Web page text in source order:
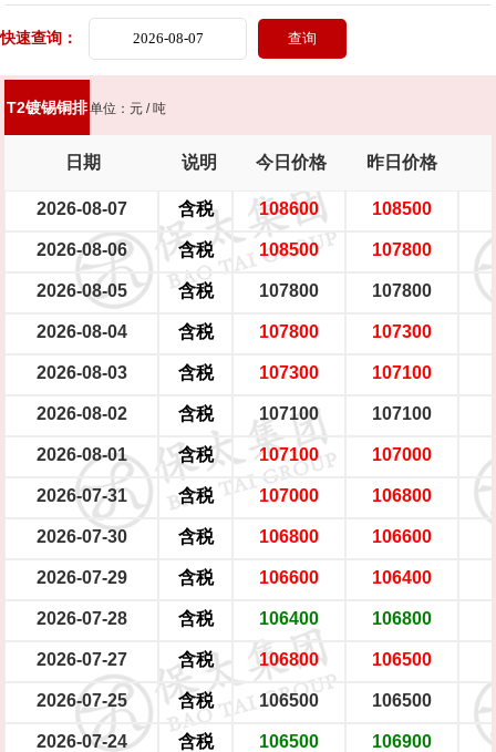
镀锡母线排（宽≤130mm） 镀锡母线排（宽＞130mm）
铜板坯料（宽630mm,厚18mm,不含运费）
铜板带（厚1～5mm） 铜带（厚0.5～0.9mm）
铜带（厚0.1～0.4mm） 黄铜棒HPb59-1国标 黄铜棒HPb59-1企标
黄铜棒Hpb57-3 黄铜棒HPb56-4
黄铜空管 六角空管
快速查询：
T2镀锡铜排单位：元 / 吨
日期 说明 今日价格 昨日价格
2026-08-07 含税 108600 108500
2026-08-06 含税 108500 107800
2026-08-05 含税 107800 107800
2026-08-04 含税 107800 107300
2026-08-03 含税 107300 107100
2026-08-02 含税 107100 107100
2026-08-01 含税 107100 107000
2026-07-31 含税 107000 106800
2026-07-30 含税 106800 106600
2026-07-29 含税 106600 106400
2026-07-28 含税 106400 106800
2026-07-27 含税 106800 106500
2026-07-25 含税 106500 106500
2026-07-24 含税 106500 106900